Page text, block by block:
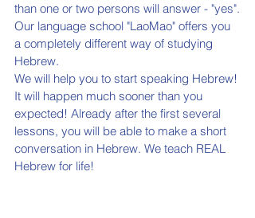
than one or two persons will answer - "yes".
Our language school "LaoMao" offers you
a completely different way of studying
Hebrew.
We will help you to start speaking Hebrew!
It will happen much sooner than you
expected! Already after the first several
lessons, you will be able to make a short
conversation in Hebrew. We teach REAL
Hebrew for life!